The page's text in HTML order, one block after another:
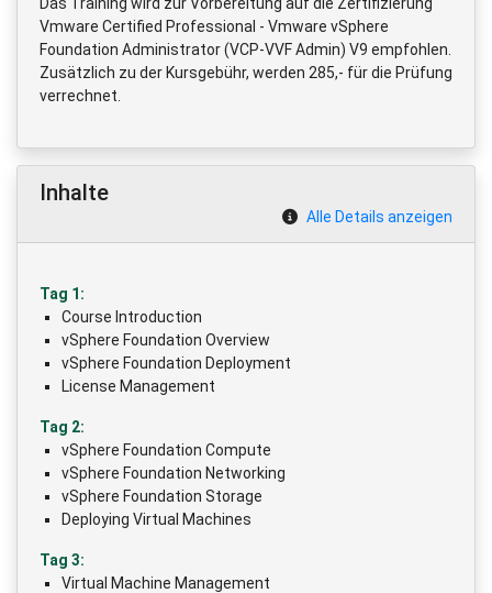
Vmware Certified Professional - Vmware vSphere
Foundation Administrator (VCP-VVF Admin) V9 empfohlen.
Zusätzlich zu der Kursgebühr, werden 285,- für die Prüfung
verrechnet.
Inhalte
Alle Details anzeigen
Tag 1:
Course Introduction
vSphere Foundation Overview
vSphere Foundation Deployment
License Management
Tag 2:
vSphere Foundation Compute
vSphere Foundation Networking
vSphere Foundation Storage
Deploying Virtual Machines
Tag 3:
Virtual Machine Management